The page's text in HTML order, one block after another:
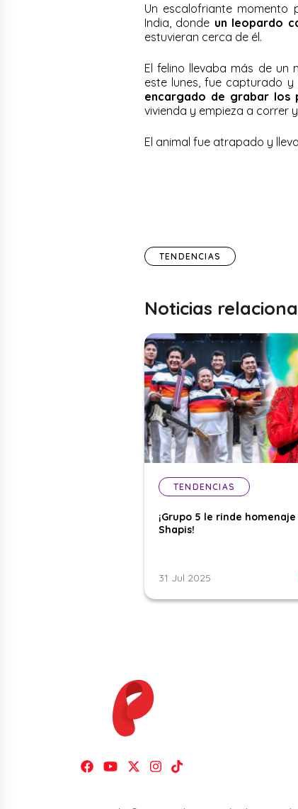
Un escalofriante momento
India, donde un leopardo
estuvieran cerca de él.
El felino llevaba más de
este lunes, fue capturado
encargado de grabar los
vivienda y empieza a correr
El animal fue atrapado y
TENDENCIAS
Noticias
TENDENCIAS
¡Grupo 5 le rinde homenaje
Shapis!
31 Jul 2025